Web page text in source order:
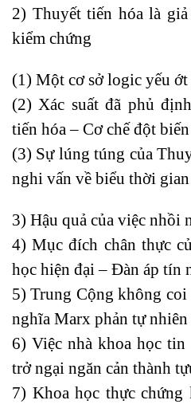
2) Thuyết tiến hóa là
kiểm chứng
(1) Một cơ sở logic yếu ớt
(2) Xác suất đã phủ
tiến hóa – Cơ chế đột
(3) Sự lúng túng của
nghi vấn về biểu thời
3) Hậu quả của việc nhồi
4) Mục đích chân thực
học hiện đại – Đàn áp tín
5) Trung Cộng không coi
nghĩa Marx phản tự nhiên
6) Việc nhà khoa học
trở ngại ngăn cản thành
7) Khoa học thực